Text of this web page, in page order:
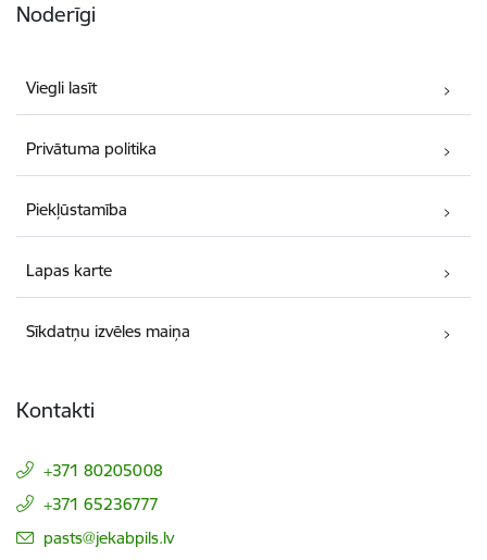
Noderīgi
Viegli lasīt
Privātuma politika
Piekļūstamība
Lapas karte
Sīkdatņu izvēles maiņa
Kontakti
+371 80205008
+371 65236777
E-pasts:
pasts@jekabpils.lv